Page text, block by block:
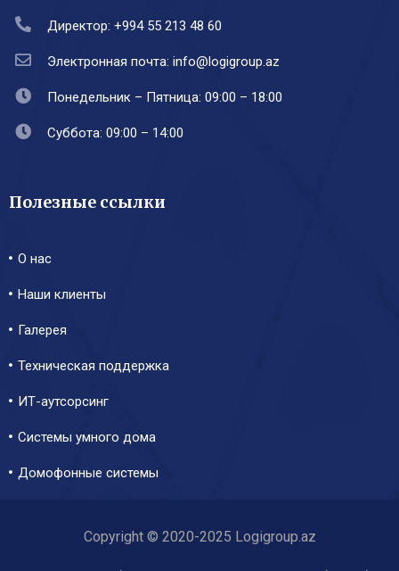
Директор: +994 55 213 48 60
Электронная почта: info@logigroup.az
Понедельник – Пятница: 09:00 – 18:00
Суббота: 09:00 – 14:00
Полезные ссылки
О нас
Наши клиенты
Галерея
Техническая поддержка
ИТ-аутсорсинг
Системы умного дома
Домофонные системы
Copyright © 2020-2025 Logigroup.az